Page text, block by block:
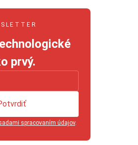
prvý.
spracovaním údajov.